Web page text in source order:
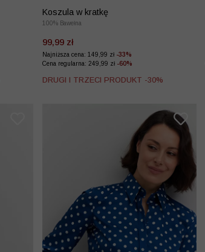
Koszula w kratkę
100% Bawełna
99,99 zł
Najniższa cena: 149,99 zł -33%
Cena regularna: 249,99 zł -60%
DRUGI I TRZECI PRODUKT -30%